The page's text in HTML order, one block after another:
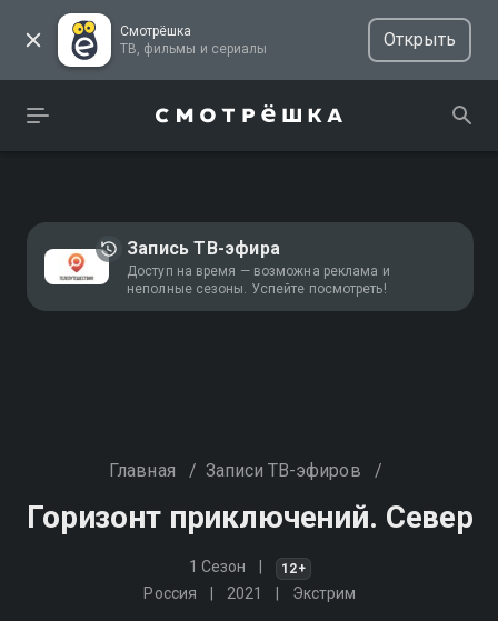
Смотрёшка
ТВ, фильмы и сериалы
Открыть
Запись ТВ-эфира
Доступ на время — возможна реклама и
неполные сезоны. Успейте посмотреть!
Главная / Записи ТВ-эфиров /
Горизонт приключений. Север
1 Сезон 12+
Россия 2021 Экстрим